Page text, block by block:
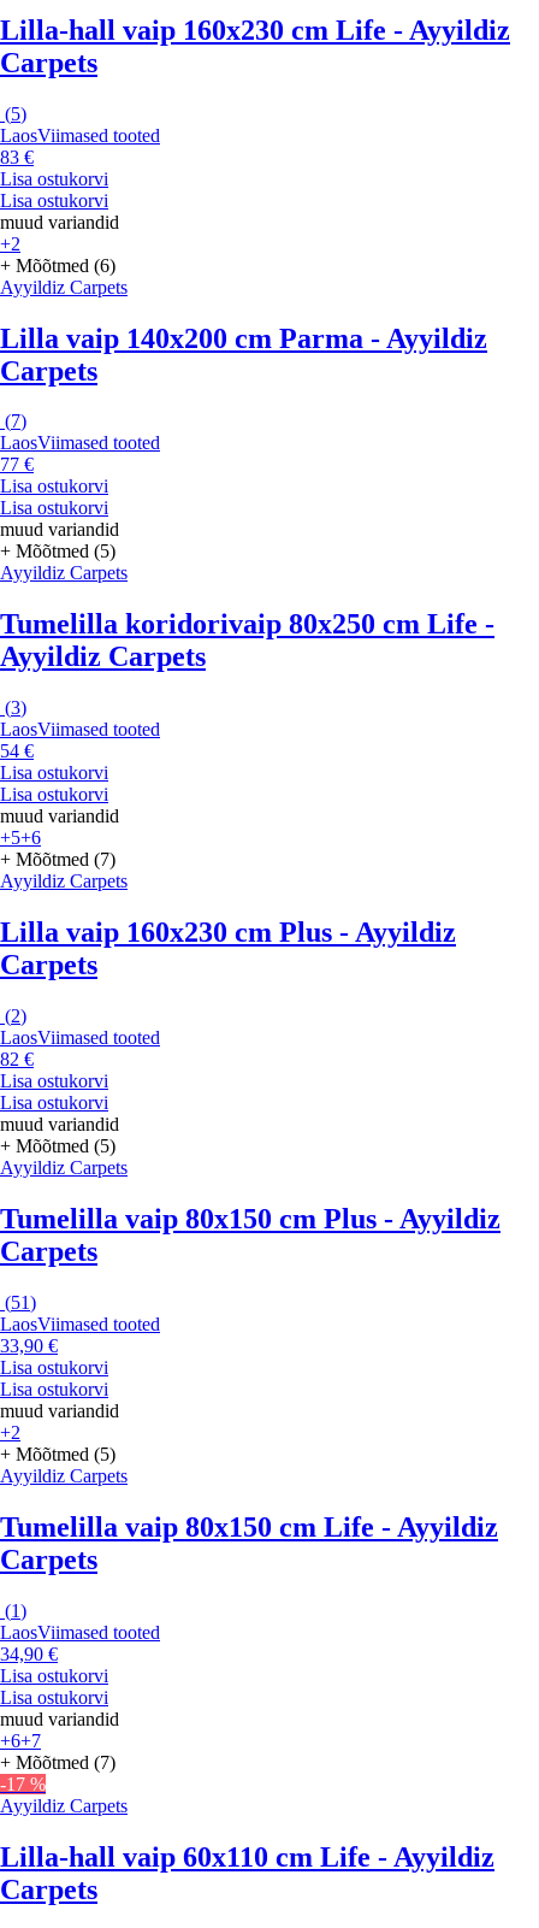
Lilla-hall vaip 160x230 cm Life - Ayyildiz
Carpets
(5)
LaosViimased tooted
83 €
Lisa ostukorvi
Lisa ostukorvi
muud variandid
+2
+ Mõõtmed (6)
Ayyildiz Carpets
Lilla vaip 140x200 cm Parma - Ayyildiz
Carpets
(7)
LaosViimased tooted
77 €
Lisa ostukorvi
Lisa ostukorvi
muud variandid
+ Mõõtmed (5)
Ayyildiz Carpets
Tumelilla koridorivaip 80x250 cm Life -
Ayyildiz Carpets
(3)
LaosViimased tooted
54 €
Lisa ostukorvi
Lisa ostukorvi
muud variandid
+5+6
+ Mõõtmed (7)
Ayyildiz Carpets
Lilla vaip 160x230 cm Plus - Ayyildiz
Carpets
(2)
LaosViimased tooted
82 €
Lisa ostukorvi
Lisa ostukorvi
muud variandid
+ Mõõtmed (5)
Ayyildiz Carpets
Tumelilla vaip 80x150 cm Plus - Ayyildiz
Carpets
(51)
LaosViimased tooted
33,90 €
Lisa ostukorvi
Lisa ostukorvi
muud variandid
+2
+ Mõõtmed (5)
Ayyildiz Carpets
Tumelilla vaip 80x150 cm Life - Ayyildiz
Carpets
(1)
LaosViimased tooted
34,90 €
Lisa ostukorvi
Lisa ostukorvi
muud variandid
+6+7
+ Mõõtmed (7)
-17 %
Ayyildiz Carpets
Lilla-hall vaip 60x110 cm Life - Ayyildiz
Carpets